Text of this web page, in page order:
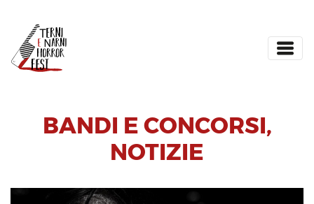
BANDI E CONCORSI,
NOTIZIE